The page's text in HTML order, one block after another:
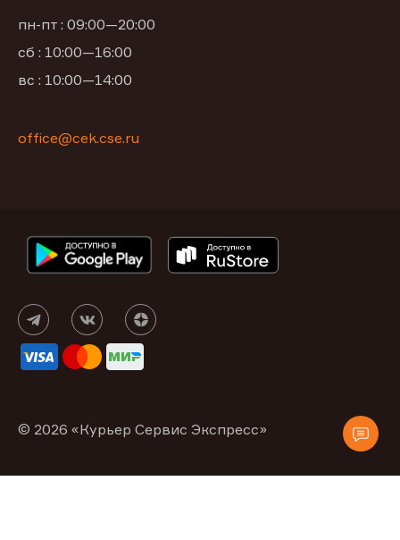
пн-пт : 09:00—20:00
сб : 10:00—16:00
вс : 10:00—14:00
office@cek.cse.ru
© 2026 «Курьер Сервис Экспресс»